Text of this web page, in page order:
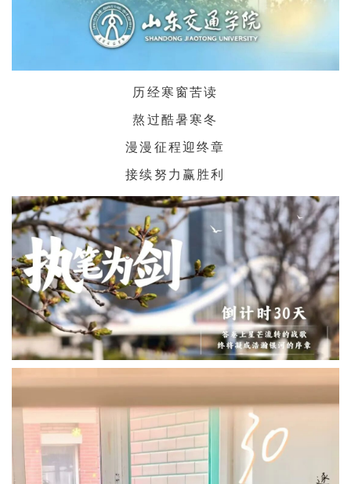
历经寒窗苦读
熬过酷暑寒冬
漫漫征程迎终章
接续努力赢胜利